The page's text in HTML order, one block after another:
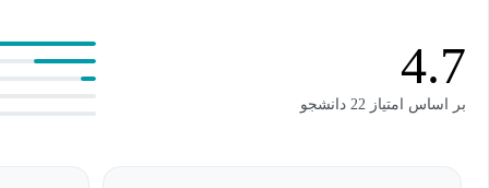
در این سفر علمی و عملی چه چیزی می‌آموزید؟ (ساختار دوره)
4.7
بر اساس امتیاز 22 دانشجو